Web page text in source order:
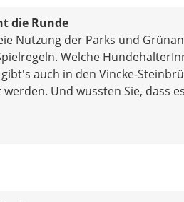
die Runde
Nutzung der Parks und
Welche
auch in den Vincke-
Und wussten Sie, dass